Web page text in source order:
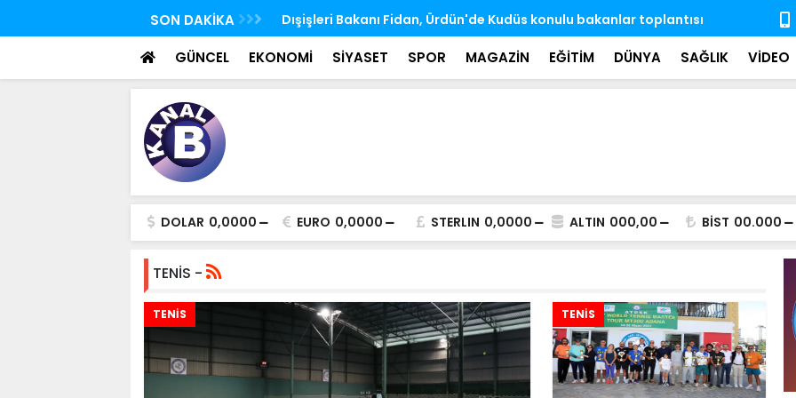
SON DAKİKA
Kudüs konulu bakanlar toplantısı
Ağustos ayı yaşlı ve engelli aylıkları artışlı şekilde hesaplara
yatırılmaya başlandı
GÜNCEL EKONOMİ SİYASET SPOR MAGAZİN EĞİTİM DÜNYA SAĞLIK VİDEO
DOLAR 0,0000 EURO 0,0000 STERLIN 0,0000 ALTIN 000,00 BİST 00.000
TENİS -
TENİS TENİS